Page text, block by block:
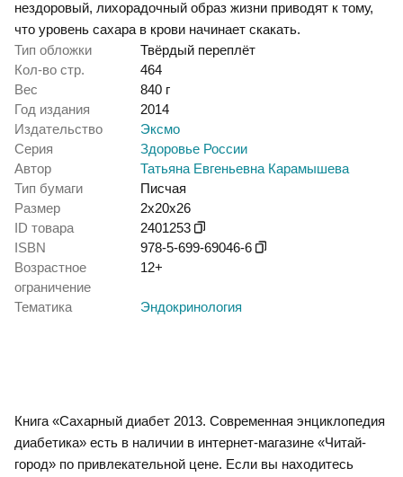
нездоровый, лихорадочный образ жизни приводят к тому,
что уровень сахара в крови начинает скакать.
Тип обложки
Твёрдый переплёт
Кол-во стр.
464
Вес
840 г
Год издания
2014
Издательство
Эксмо
Серия
Здоровье России
Автор
Татьяна Евгеньевна Карамышева
Тип бумаги
Писчая
Размер
2x20x26
ID товара
2401253
ISBN
978-5-699-69046-6
Возрастное
ограничение
12+
Тематика Эндокринология
Книга «Сахарный диабет 2013. Современная энциклопедия
диабетика» есть в наличии в интернет-магазине «Читай-
город» по привлекательной цене. Если вы находитесь